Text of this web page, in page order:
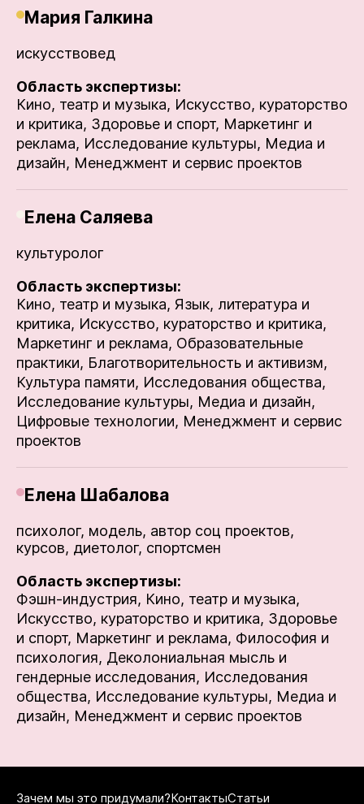
Мария Галкина
искусствовед
Область экспертизы:
Кино, театр и музыка, Искусство, кураторство
и критика, Здоровье и спорт, Маркетинг и
реклама, Исследование культуры, Медиа и
дизайн, Менеджмент и сервис проектов
Елена Саляева
культуролог
Область экспертизы:
Кино, театр и музыка, Язык, литература и
критика, Искусство, кураторство и критика,
Маркетинг и реклама, Образовательные
практики, Благотворительность и активизм,
Культура памяти, Исследования общества,
Исследование культуры, Медиа и дизайн,
Цифровые технологии, Менеджмент и сервис
проектов
Елена Шабалова
психолог, модель, автор соц проектов,
курсов, диетолог, спортсмен
Область экспертизы:
Фэшн-индустрия, Кино, театр и музыка,
Искусство, кураторство и критика, Здоровье
и спорт, Маркетинг и реклама, Философия и
психология, Деколониальная мысль и
гендерные исследования, Исследования
общества, Исследование культуры, Медиа и
дизайн, Менеджмент и сервис проектов
Зачем мы это придумали?КонтактыСтатьи